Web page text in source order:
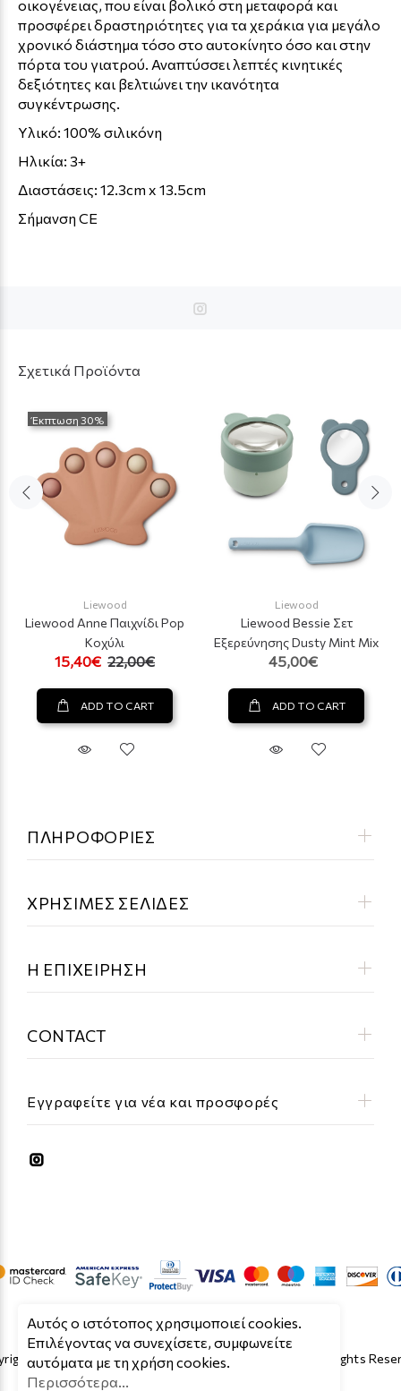
οικογένειας, που είναι βολικό στη μεταφορά και
προσφέρει δραστηριότητες για τα χεράκια για μεγάλο
χρονικό διάστημα τόσο στο αυτοκίνητο όσο και στην
πόρτα του γιατρού. Αναπτύσσει λεπτές κινητικές
δεξιότητες και βελτιώνει την ικανότητα
συγκέντρωσης.
Υλικό: 100% σιλικόνη
Hλικία: 3+
Διαστάσεις: 12.3cm x 13.5cm
Σήμανση CE
Σχετικά Προϊόντα
Έκπτωση 30%
Liewood
Liewood Anne Παιχνίδι Pop
Κοχύλι
15,40€ 22,00€
ADD TO CART
Liewood
Liewood Bessie Σετ
Εξερεύνησης Dusty Mint Mix
45,00€
ADD TO CART
Εγγραφείτε για νέα και προσφορές
ΠΛΗΡΟΦΟΡΙΕΣ
ΧΡΗΣΙΜΕΣ ΣΕΛΙΔΕΣ
Η ΕΠΙΧΕΙΡΗΣΗ
CONTACT
© 2019 - 2026 Κατασκευή Eshop by Cloud O.E. All Rights
Aυτός ο ιστότοπος χρησιμοποιεί cookies.
Επιλέγοντας να συνεχίσετε, συμφωνείτε
αυτόματα με τη χρήση cookies.
Περισσότερα...